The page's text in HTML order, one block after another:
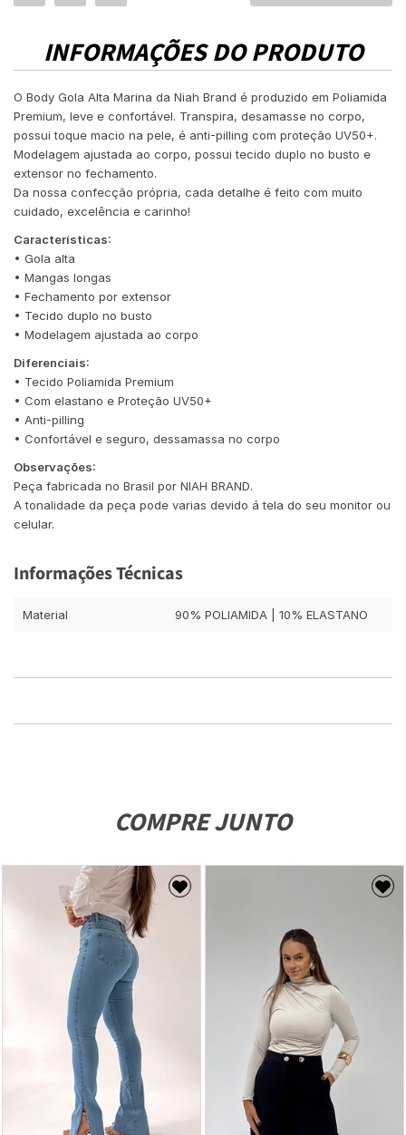
INFORMAÇÕES DO PRODUTO
O Body Gola Alta Marina da Niah Brand é produzido em Poliamida
Premium, leve e confortável. Transpira, desamasse no corpo,
possui toque macio na pele, é anti-pilling com proteção UV50+.
Modelagem ajustada ao corpo, possui tecido duplo no busto e
extensor no fechamento.
Da nossa confecção própria, cada detalhe é feito com muito
cuidado, excelência e carinho!
Características:
• Gola alta
• Mangas longas
• Fechamento por extensor
• Tecido duplo no busto
• Modelagem ajustada ao corpo
Diferenciais:
• Tecido Poliamida Premium
• Com elastano e Proteção UV50+
• Anti-pilling
• Confortável e seguro, dessamassa no corpo
Observações:
Peça fabricada no Brasil por NIAH BRAND.
A tonalidade da peça pode varias devido á tela do seu monitor ou
celular.
Informações Técnicas
Material 90% POLIAMIDA | 10% ELASTANO
COMPRE JUNTO